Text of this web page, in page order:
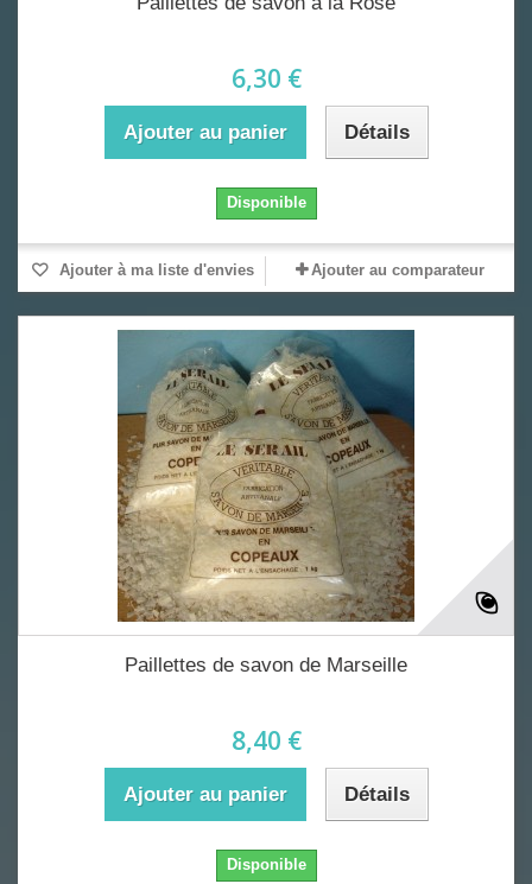
6,30 €
Ajouter au panier Détails
Disponible
Ajouter à ma liste d'envies Ajouter au comparateur
Paillettes de savon de Marseille
8,40 €
Ajouter au panier Détails
Disponible